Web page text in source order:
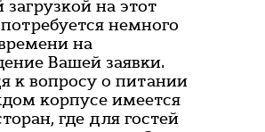
на этот
немного
на
Вашей заявки.
к вопросу о питании
корпусе имеется
где для гостей